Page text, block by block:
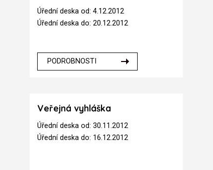
Úřední deska od: 4.12.2012
Úřední deska do: 20.12.2012
PODROBNOSTI
Veřejná vyhláška
Úřední deska od: 30.11.2012
Úřední deska do: 16.12.2012